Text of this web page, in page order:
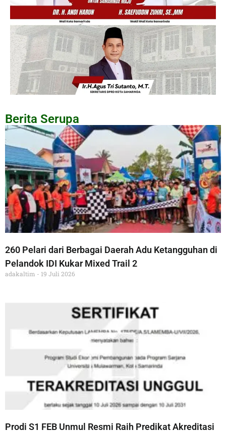
Berita Serupa
260 Pelari dari Berbagai Daerah Adu Ketangguhan di
Pelandok IDI Kukar Mixed Trail 2
adakaltim 19 Juli 2026
Prodi S1 FEB Unmul Resmi Raih Predikat Akreditasi